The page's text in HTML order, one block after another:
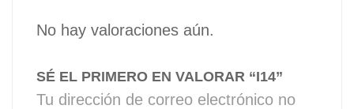
No hay valoraciones aún.
SÉ EL PRIMERO EN VALORAR “I14”
Tu dirección de correo electrónico no